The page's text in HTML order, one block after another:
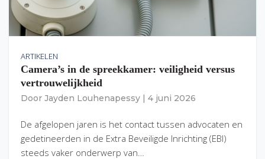
ARTIKELEN
Camera’s in de spreekkamer: veiligheid versus
vertrouwelijkheid
Door Jayden Louhenapessy 4 juni 2026
De afgelopen jaren is het contact tussen advocaten en
gedetineerden in de Extra Beveiligde Inrichting (EBI)
steeds vaker onderwerp van…